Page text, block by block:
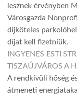
lesznek érvényben
Városgazda
díjköteles
díjat kell fizetniük.
INGYENES ESTI
TISZAÚJVÁROS A
A rendkívüli hőség
átmeneti